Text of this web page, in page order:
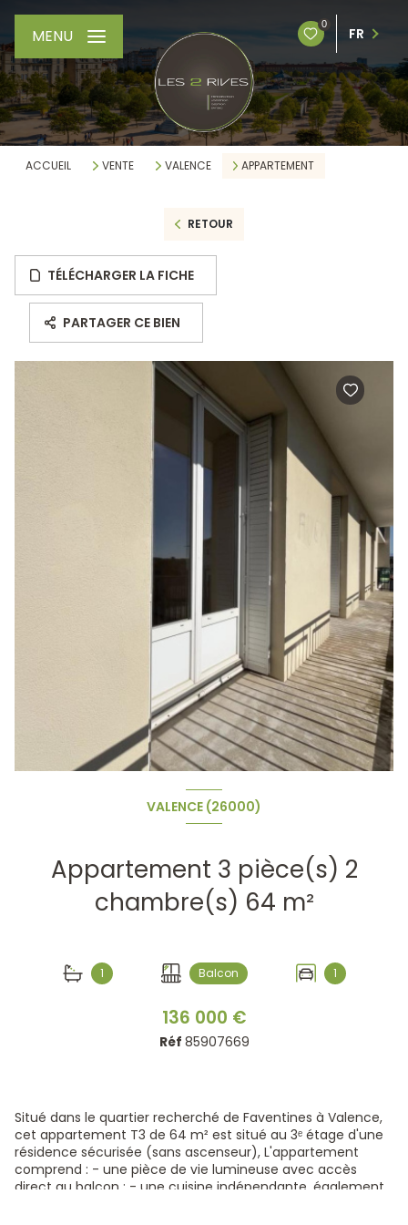
0
FR
MENU
ACCUEIL VENTE VALENCE APPARTEMENT
RETOUR
TÉLÉCHARGER LA FICHE
PARTAGER CE BIEN
VALENCE (26000)
Appartement 3 pièce(s) 2
chambre(s) 64 m²
1 Balcon 1
136 000 €
Réf 85907669
Situé dans le quartier recherché de Faventines à Valence,
cet appartement T3 de 64 m² est situé au 3ᵉ étage d'une
résidence sécurisée (sans ascenseur), L'appartement
comprend : - une pièce de vie lumineuse avec accès
direct au balcon ; - une cuisine indépendante, également